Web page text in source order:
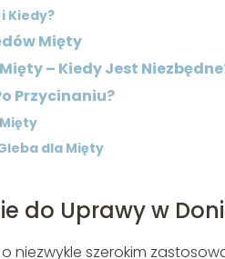
Kiedy?
Mięty
– Kiedy Jest
Przycinaniu?
dla Mięty
do Uprawy w
o niezwykle szerokim